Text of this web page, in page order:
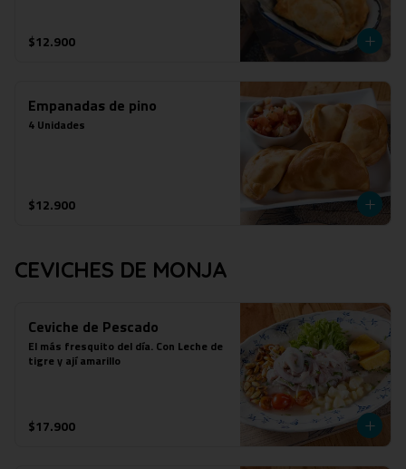
$12.900
Empanadas de pino
4 Unidades
$12.900
CEVICHES DE MONJA
Ceviche de Pescado
El más fresquito del día. Con Leche de
tigre y ají amarillo
$17.900